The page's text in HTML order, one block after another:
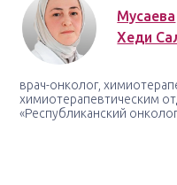
Мусаева
Хеди
врач-онколог,
химиотерапевтическим
«Республиканский